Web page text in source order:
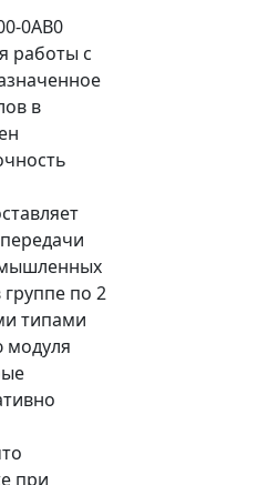
0AB0
работы с
в
по 2
типами
модуля
при